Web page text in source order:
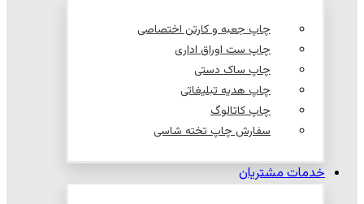
چاپ جعبه و کارتن اختصاصی
چاپ ست اوراق اداری
چاپ ساک دستی
چاپ هدیه تبلیغاتی
چاپ کاتالوگ
سفارش چاپ تخته شاسی
خدمات مشتریان